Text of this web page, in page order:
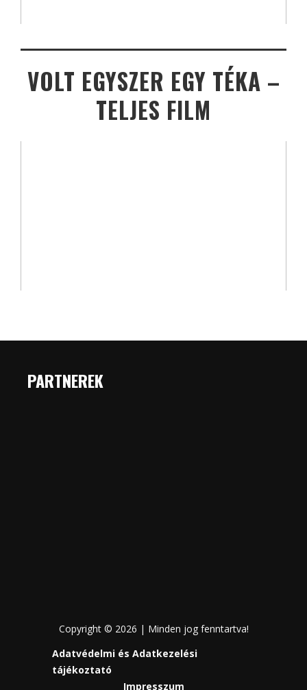
VOLT EGYSZER EGY TÉKA –
TELJES FILM
PARTNEREK
Copyright © 2026 | Minden jog fenntartva!
Adatvédelmi és Adatkezelési
tájékoztató
Impresszum